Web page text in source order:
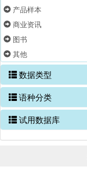
产品样本
商业资讯
图书
其他
数据类型
语种分类
试用数据库